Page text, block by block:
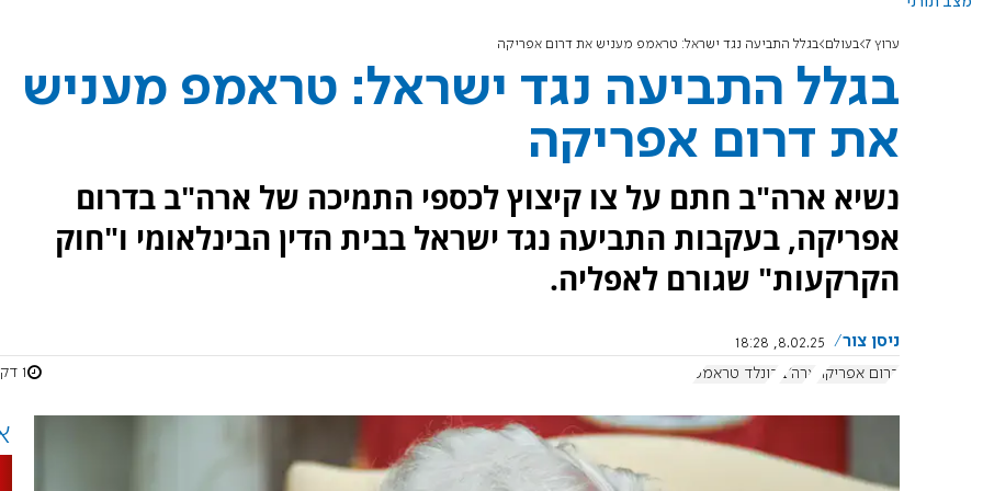
ערוץ 7 בעולם בגלל התביעה נגד ישראל: טראמפ מעניש את דרום אפריקה
בגלל התביעה נגד ישראל: טראמפ מעניש
את דרום אפריקה
נשיא ארה"ב חתם על צו קיצוץ לכספי התמיכה של ארה"ב בדרום
אפריקה, בעקבות התביעה נגד ישראל בבית הדין הבינלאומי ו"חוק
הקרקעות" שגורם לאפליה.
ניסן צור
8.02.25, 18:28
דרום אפריקה
ארה"ב דונלד טראמפ 1 דקות